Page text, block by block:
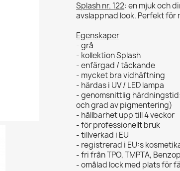
Splash nr. 122: en mjuk och
avslappnad look. Perfekt för
Egenskaper
- grå
- kollektion Splash
- enfärgad / täckande
- mycket bra vidhäftning
- härdas i UV / LED lampa
- genomsnittlig
och grad av pigmentering)
- hållbarhet upp till 4 veckor
- för professionellt bruk
- tillverkad i EU
- registrerad i EU:s
- fri från TPO, TMPTA,
- omålad lock med plats för